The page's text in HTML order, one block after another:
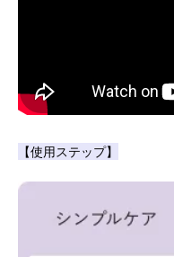
【使用ステップ】